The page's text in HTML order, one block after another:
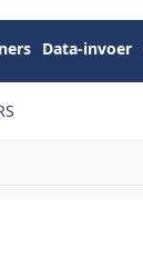
Data-invoer